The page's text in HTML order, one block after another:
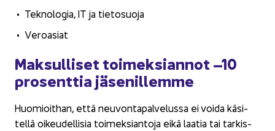
Tek­no­lo­gia, IT ja tie­to­suo­ja
Ve­ro­asiat
Mak­sul­li­set toi­mek­sian­not –10
pro­sent­tia jä­se­nil­lem­me
Huo­mioit­han, että neu­von­ta­pal­ve­lus­sa ei voida kä­si­
tel­lä oi­keu­del­li­sia toi­mek­sian­to­ja eikä laa­tia tai tar­kis­